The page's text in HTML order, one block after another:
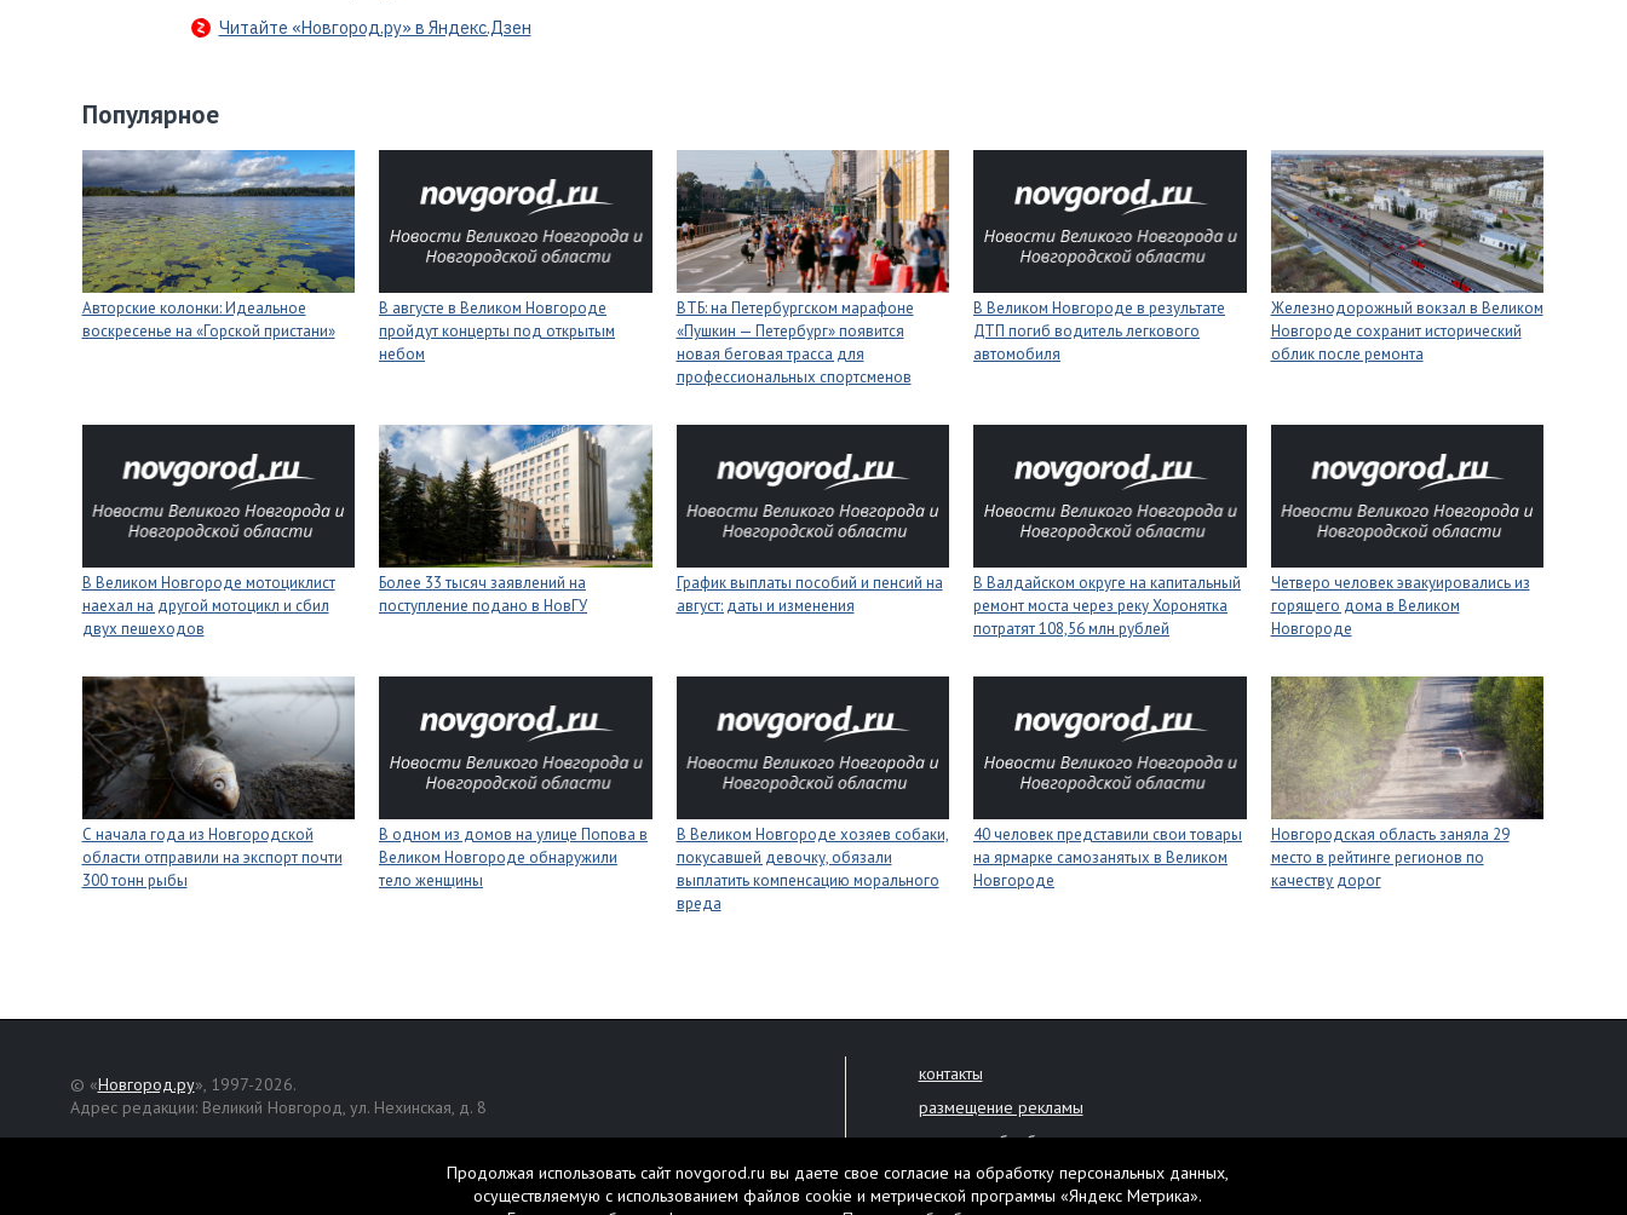
Читайте «Новгород.ру» в Яндекс.Дзен
Популярное
Авторские колонки: Идеальное
воскресенье на «Горской пристани»
В августе в Великом Новгороде
пройдут концерты под открытым
небом
ВТБ: на Петербургском марафоне
«Пушкин — Петербург» появится
новая беговая трасса для
профессиональных спортсменов
В Великом Новгороде в результате
ДТП погиб водитель легкового
автомобиля
Железнодорожный вокзал в Великом
Новгороде сохранит исторический
облик после ремонта
В Великом Новгороде мотоциклист
наехал на другой мотоцикл и сбил
двух пешеходов
Более 33 тысяч заявлений на
поступление подано в НовГУ
График выплаты пособий и пенсий на
август: даты и изменения
В Валдайском округе на капитальный
ремонт моста через реку Хоронятка
потратят 108,56 млн рублей
Четверо человек эвакуировались из
горящего дома в Великом
Новгороде
С начала года из Новгородской
области отправили на экспорт почти
300 тонн рыбы
В одном из домов на улице Попова в
Великом Новгороде обнаружили
тело женщины
В Великом Новгороде хозяев собаки,
покусавшей девочку, обязали
выплатить компенсацию морального
вреда
40 человек представили свои товары
на ярмарке самозанятых в Великом
Новгороде
Новгородская область заняла 29
место в рейтинге регионов по
качеству дорог
© «Новгород.ру», 1997-2026.
Адрес редакции: Великий Новгород, ул. Нехинская, д. 8
, публикуются на правах рекламы.
контакты
размещение рекламы
политика обработки персональных данных
Настоящий ресурс может содержать материалы 16+.
Продолжая использовать сайт novgorod.ru вы даете свое согласие на обработку персональных данных,
осуществляемую с использованием файлов cookie и метрической программы «Яндекс Метрика».